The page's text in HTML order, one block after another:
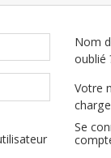
Nom
oublié
Votre
Se